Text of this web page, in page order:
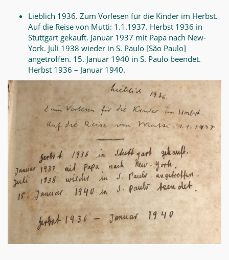
Lieblich 1936. Zum Vorlesen für die Kinder im Herbst.
Auf die Reise von Mutti: 1.1.1937. Herbst 1936 in
Stuttgart gekauft. Januar 1937 mit Papa nach New-
York. Juli 1938 wieder in S. Paulo [São Paulo]
angetroffen. 15. Januar 1940 in S. Paulo beendet.
Herbst 1936 – Januar 1940.